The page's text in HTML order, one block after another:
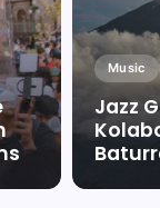
Music
Jazz
By